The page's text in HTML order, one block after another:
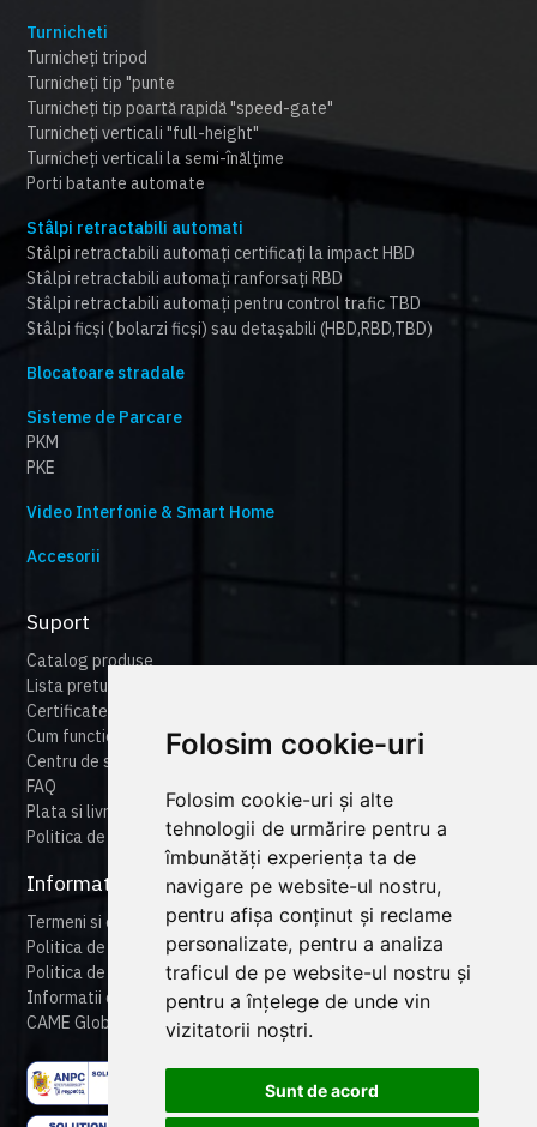
Folosim cookie-uri
Folosim cookie-uri și alte
tehnologii de urmărire pentru a
îmbunătăți experiența ta de
navigare pe website-ul nostru,
pentru afișa conținut și reclame
personalizate, pentru a analiza
traficul de pe website-ul nostru și
pentru a înțelege de unde vin
vizitatorii noștri.
Sunt de acord
Turnicheti
Turnicheți tripod
Turnicheți tip "punte
Turnicheți tip poartă rapidă "speed-gate"
Turnicheți verticali "full-height"
Turnicheți verticali la semi-înălțime
Porti batante automate
Stâlpi retractabili automati
Stâlpi retractabili automați certificați la impact HBD
Stâlpi retractabili automați ranforsați RBD
Stâlpi retractabili automați pentru control trafic TBD
Stâlpi ficși ( bolarzi ficși) sau detașabili (HBD,RBD,TBD)
Blocatoare stradale
Sisteme de Parcare
PKM
PKE
Video Interfonie & Smart Home
Accesorii
Suport
Catalog produse
Lista preturi
Certificate
Cum functioneaza cameonline
Centru de suport
FAQ
Plata si livrare
Politica de retur
Informatii legale
Termeni si conditii
Politica de confidentialitate
Politica de cookies
Informatii despre produse
CAME Global